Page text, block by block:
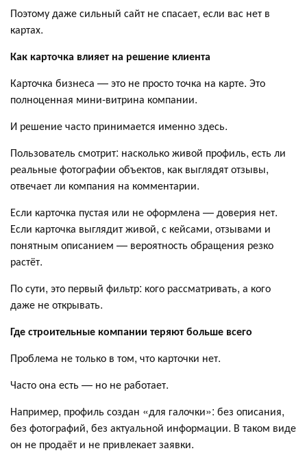
Поэтому даже сильный сайт не спасает, если вас нет в
картах.
Как карточка влияет на решение клиента
Карточка бизнеса — это не просто точка на карте. Это
полноценная мини-витрина компании.
И решение часто принимается именно здесь.
Пользователь смотрит: насколько живой профиль, есть ли
реальные фотографии объектов, как выглядят отзывы,
отвечает ли компания на комментарии.
Если карточка пустая или не оформлена — доверия нет.
Если карточка выглядит живой, с кейсами, отзывами и
понятным описанием — вероятность обращения резко
растёт.
По сути, это первый фильтр: кого рассматривать, а кого
даже не открывать.
Где строительные компании теряют больше всего
Проблема не только в том, что карточки нет.
Часто она есть — но не работает.
Например, профиль создан «для галочки»: без описания,
без фотографий, без актуальной информации. В таком виде
он не продаёт и не привлекает заявки.